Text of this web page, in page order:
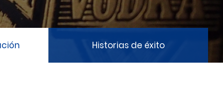
Noticias / Eventos
Historias de éxito